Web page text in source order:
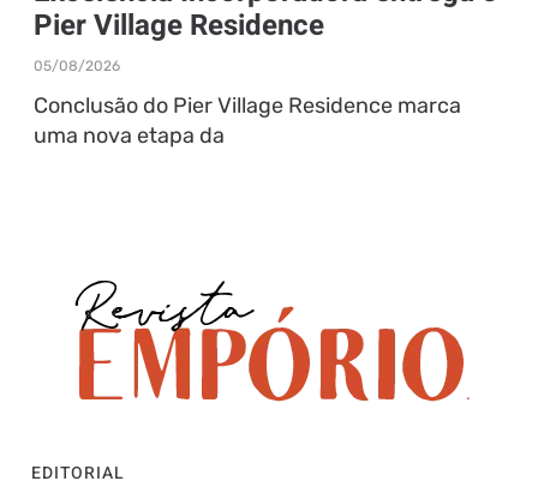
Pier Village Residence
05/08/2026
Conclusão do Pier Village Residence marca
uma nova etapa da
EDITORIAL